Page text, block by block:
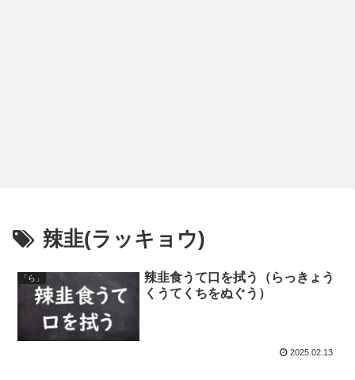
辣韭(ラッキョウ)
「ら」
辣韭食うて口を拭う（らっきょう
くうてくちをぬぐう）
2025.02.13